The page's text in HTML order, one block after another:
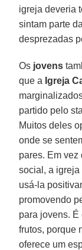
igreja deveria
sintam parte
desprezadas
Os jovens
que a Igreja
partido pelo
Muitos deles
onde se
pares. Em
social, a
usá-la
promovendo
para jovens.
frutos, porque
oferece um